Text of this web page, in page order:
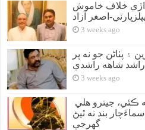
خلاف خاموش
اصغر آزاد
3 weeks ago
۽ پٺاڻن جو نه پر
شاهه راشدي
3 weeks ago
بند نه ٿيڻ
گهرجي